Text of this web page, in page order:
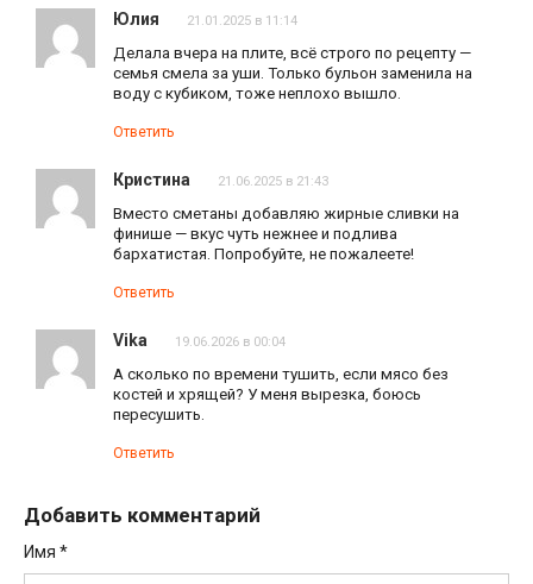
Юлия 21.01.2025 в 11:14
Делала вчера на плите, всё строго по рецепту —
семья смела за уши. Только бульон заменила на
воду с кубиком, тоже неплохо вышло.
Ответить
Кристина 21.06.2025 в 21:43
Вместо сметаны добавляю жирные сливки на
финише — вкус чуть нежнее и подлива
бархатистая. Попробуйте, не пожалеете!
Ответить
Vika 19.06.2026 в 00:04
А сколько по времени тушить, если мясо без
костей и хрящей? У меня вырезка, боюсь
пересушить.
Ответить
Добавить комментарий
Имя *